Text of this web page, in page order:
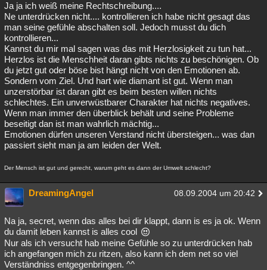
Ja ja ich weiß meine Rechtschreibung....
Ne unterdrücken nicht.... kontrollieren ich habe nicht gesagt das
man seine gefühle abschalten soll. Jedoch musst du dich
kontrollieren...
Kannst du mir mal sagen was das mit Herzlosigkeit zu tun hat...
Herzlos ist die Menschheit daran gibts nichts zu beschönigen. Ob
du jetzt gut oder böse bist hängt nicht von den Emotionen ab.
Sondern vom Ziel. Und hart wie diamant ist gut. Wenn man
unzerstörbar ist daran gibt es beim besten willen nichts
schlechtes. Ein unverwüstbarer Charakter hat nichts negatives.
Wenn man immer den überblick behält und seine Probleme
beseitigt dan ist man wahrlich mächtig...
Emotionen dürfen unseren Verstand nicht übersteigen... was dan
passiert sieht man ja am leiden der Welt.
Der Mensch ist gut und gerecht, warum geht es dann der Umwelt schlecht?
DreamingAngel 08.09.2004 um 20:42
Na ja, secret, wenn das alles bei dir klappt, dann is es ja ok. Wenn
du damit leben kannst is alles cool
Nur als ich versucht hab meine Gefühle so zu unterdrücken hab
ich angefangen mich zu ritzen, also kann ich dem net so viel
Verständniss entgegenbringen. ^^